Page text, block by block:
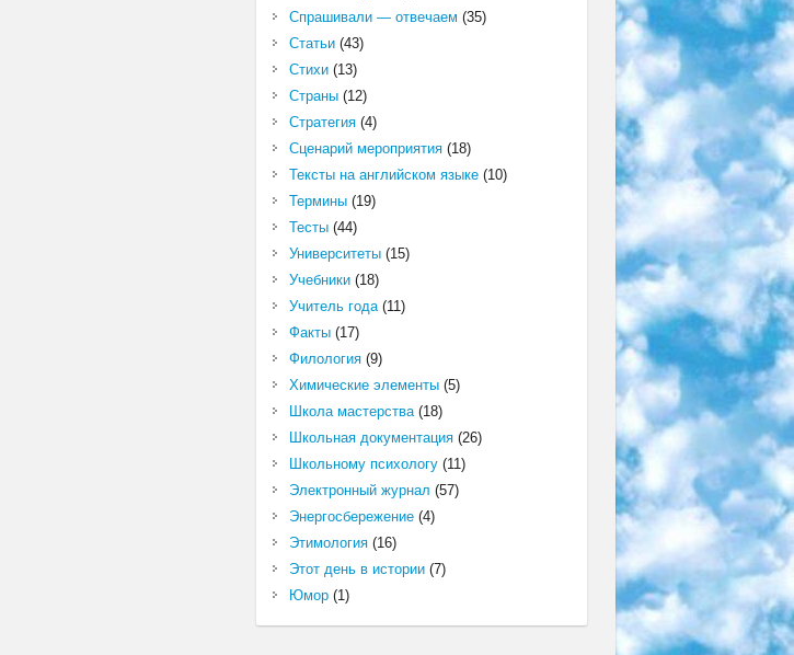
Спрашивали — отвечаем (35)
Статьи(43)
Стихи(13)
Страны(12)
Стратегия(4)
Сценарий мероприятия(18)
Тексты на английском языке(10)
Термины(19)
Тесты(44)
Университеты(15)
Учебники(18)
Учитель года(11)
Факты(17)
Филология(9)
Химические элементы(5)
Школа мастерства(18)
Школьная документация(26)
Школьному психологу(11)
Электронный журнал (57)
Энергосбережение(4)
Этимология(16)
Этот день в истории(7)
Юмор(1)